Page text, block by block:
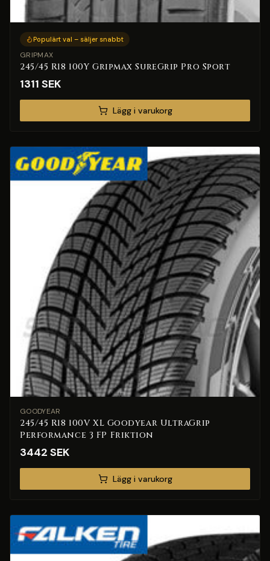
Populärt val – säljer snabbt
GRIPMAX
245/45 R18 100Y Gripmax SureGrip Pro Sport
1311 SEK
Lägg i varukorg
GOODYEAR
245/45 R18 100V XL Goodyear UltraGrip
Performance 3 FP Friktion
3442 SEK
Lägg i varukorg